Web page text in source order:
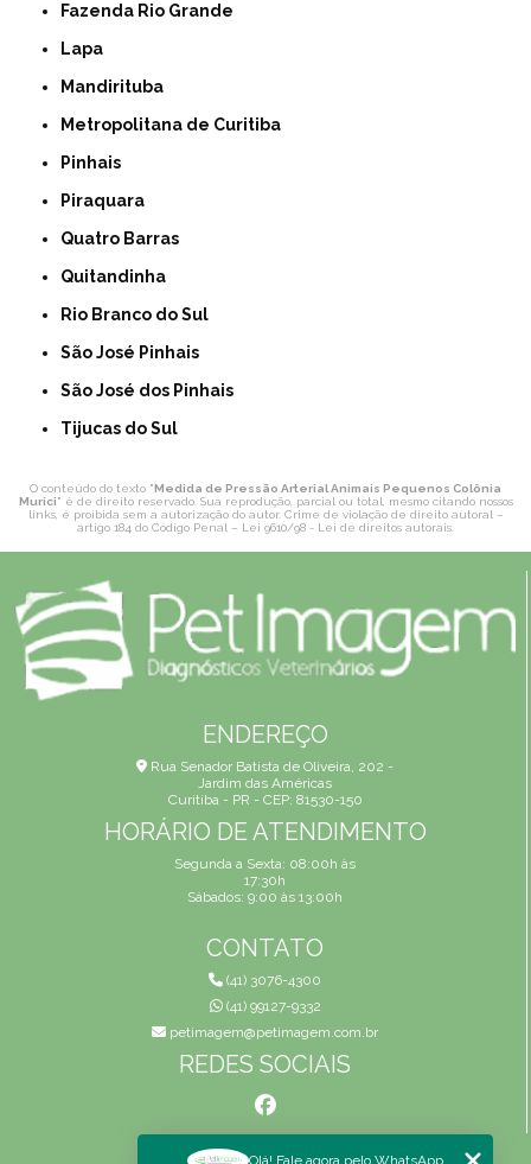
Fazenda Rio Grande
Lapa
Mandirituba
Metropolitana de Curitiba
Pinhais
Piraquara
Quatro Barras
Quitandinha
Rio Branco do Sul
São José Pinhais
São José dos Pinhais
Tijucas do Sul
O conteúdo do texto "Medida de Pressão Arterial Animais Pequenos Colônia
Murici" é de direito reservado. Sua reprodução, parcial ou total, mesmo citando nossos
links, é proibida sem a autorização do autor. Crime de violação de direito autoral –
artigo 184 do Código Penal – Lei 9610/98 - Lei de direitos autorais
ENDEREÇO
Rua Senador Batista de Oliveira, 202 -
Jardim das Américas
Curitiba - PR - CEP: 81530-150
HORÁRIO DE ATENDIMENTO
Segunda a Sexta: 08:00h às
17:30h
Sábados: 9:00 às 13:00h
CONTATO
(41) 3076-4300
(41) 99127-9332
petimagem@petimagem.com.br
REDES SOCIAIS
MENU
Olá! Fale agora pelo WhatsApp